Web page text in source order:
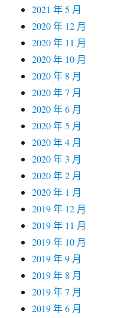
2021 年 5 月
2020 年 12 月
2020 年 11 月
2020 年 10 月
2020 年 8 月
2020 年 7 月
2020 年 6 月
2020 年 5 月
2020 年 4 月
2020 年 3 月
2020 年 2 月
2020 年 1 月
2019 年 12 月
2019 年 11 月
2019 年 10 月
2019 年 9 月
2019 年 8 月
2019 年 7 月
2019 年 6 月